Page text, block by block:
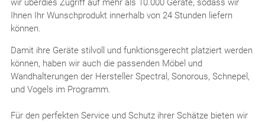
wir überdies Zugriff auf mehr als 10.000 Geräte, sodass wir
Ihnen Ihr Wunschprodukt innerhalb von 24 Stunden liefern
können.
Damit ihre Geräte stilvoll und funktionsgerecht platziert werden
können, haben wir auch die passenden Möbel und
Wandhalterungen der Hersteller Spectral, Sonorous, Schnepel,
und Vogels im Programm.
Für den perfekten Service und Schutz ihrer Schätze bieten wir